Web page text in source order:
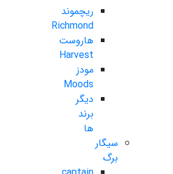
ریچموند
Richmond
هاروست
Harvest
مودز
Moods
دیگر
برند
ها
سیگار
برگ